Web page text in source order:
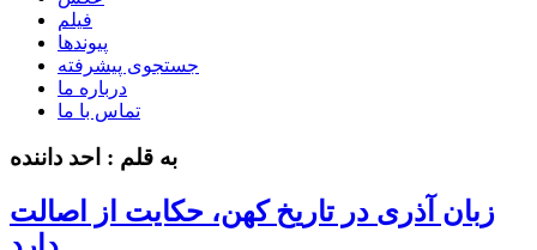
فیلم
پیوندها
جستجوی پیشرفته
درباره ما
تماس با ما
به قلم : احد داننده
زبان آذری در تاریخ کهن، حکایت از اصالت